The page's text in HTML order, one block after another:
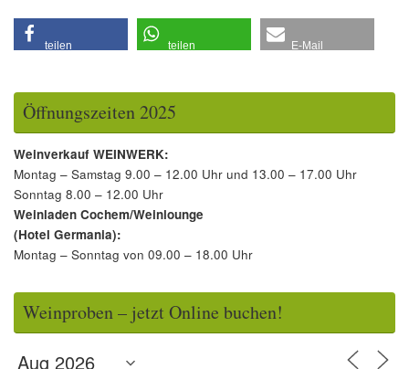
teilen teilen E-Mail
Öffnungszeiten 2025
Weinverkauf WEINWERK:
Montag – Samstag 9.00 – 12.00 Uhr und 13.00 – 17.00 Uhr
Sonntag 8.00 – 12.00 Uhr
Weinladen Cochem/Weinlounge
(Hotel Germania):
Montag – Sonntag von 09.00 – 18.00 Uhr
Weinproben – jetzt Online buchen!